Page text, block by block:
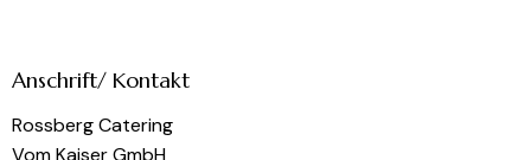
Anschrift/ Kontakt
Rossberg Catering
Vom Kaiser GmbH